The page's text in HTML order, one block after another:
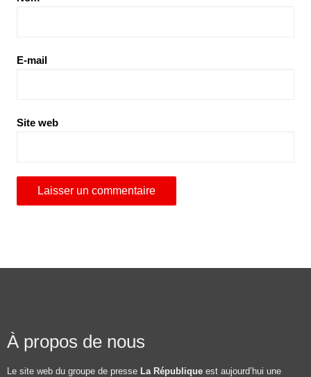
E-mail
Site web
À propos de nous
Le site web du groupe de presse La République est aujourd’hui une